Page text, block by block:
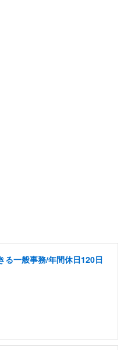
る一般事務/年間休日120日